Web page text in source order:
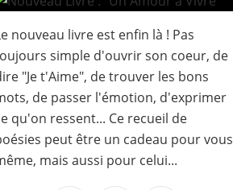
nouveau livre est enfin là ! Pas
simple d'ouvrir son coeur, de
"Je t'Aime", de trouver les bons
de passer l'émotion, d'exprimer
qu'on ressent... Ce recueil de
peut être un cadeau pour vous
mais aussi pour celui...